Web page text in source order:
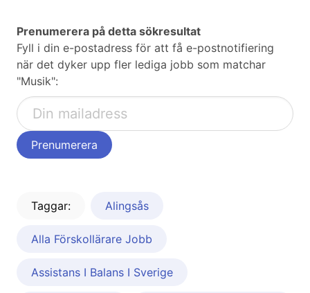
Prenumerera på detta sökresultat
Fyll i din e-postadress för att få e-postnotifiering
när det dyker upp fler lediga jobb som matchar
"Musik":
Taggar: Alingsås
Alla Förskollärare Jobb
Assistans I Balans I Sverige